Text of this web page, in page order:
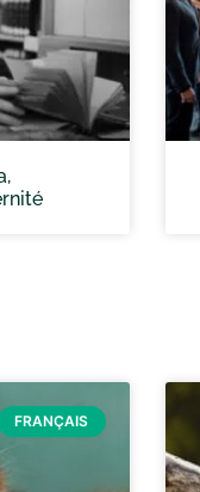
FRANÇAIS